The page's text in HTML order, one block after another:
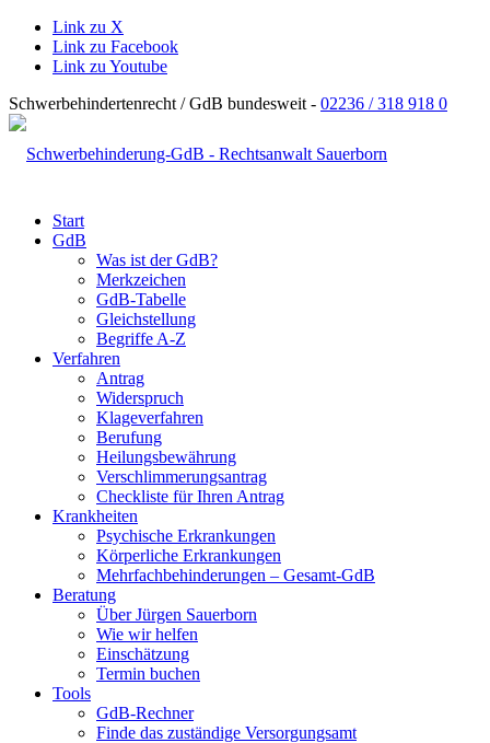
Link zu X
Link zu Facebook
Link zu Youtube
Schwerbehindertenrecht / GdB bundesweit - 02236 / 318 918 0
Start
GdB
Was ist der GdB?
Merkzeichen
GdB-Tabelle
Gleichstellung
Begriffe A-Z
Verfahren
Antrag
Widerspruch
Klageverfahren
Berufung
Heilungsbewährung
Verschlimmerungsantrag
Checkliste für Ihren Antrag
Krankheiten
Psychische Erkrankungen
Körperliche Erkrankungen
Mehrfachbehinderungen – Gesamt-GdB
Beratung
Über Jürgen Sauerborn
Wie wir helfen
Einschätzung
Termin buchen
Tools
GdB-Rechner
Finde das zuständige Versorgungsamt